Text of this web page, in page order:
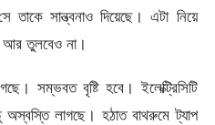
সান্ত্বনাও দিয়েছে। এটা নিয়ে
তুলবেও না।
সম্ভবত বৃষ্টি হবে। ইলেক্ট্রিসিটি
লাগছে। হঠাত বাথরুমে ট্যাপ